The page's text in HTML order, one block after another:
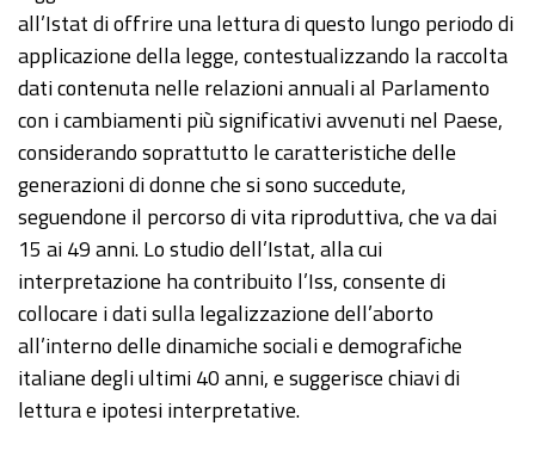
all’Istat di offrire una lettura di questo lungo periodo di
applicazione della legge, contestualizzando la raccolta
dati contenuta nelle relazioni annuali al Parlamento
con i cambiamenti più significativi avvenuti nel Paese,
considerando soprattutto le caratteristiche delle
generazioni di donne che si sono succedute,
seguendone il percorso di vita riproduttiva, che va dai
15 ai 49 anni. Lo studio dell’Istat, alla cui
interpretazione ha contribuito l’Iss, consente di
collocare i dati sulla legalizzazione dell’aborto
all’interno delle dinamiche sociali e demografiche
italiane degli ultimi 40 anni, e suggerisce chiavi di
lettura e ipotesi interpretative.